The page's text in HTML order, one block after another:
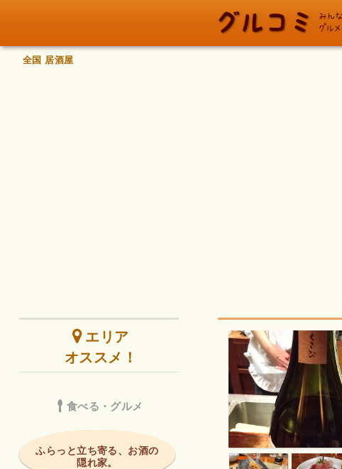
全国 居酒屋
エリア
オススメ！
食べる・グルメ
ふらっと立ち寄る、お酒の
隠れ家。